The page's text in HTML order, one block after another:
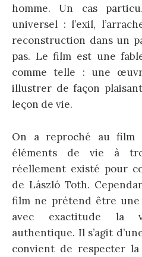
homme. Un cas
universel : l’exil,
reconstruction dans un
pas. Le film est une
comme telle : une
illustrer de façon
leçon de vie.
On a reproché au film
éléments de vie à
réellement existé pour
de László Toth.
film ne prétend être une
avec exactitude la
authentique. Il s’agit
convient de respecter